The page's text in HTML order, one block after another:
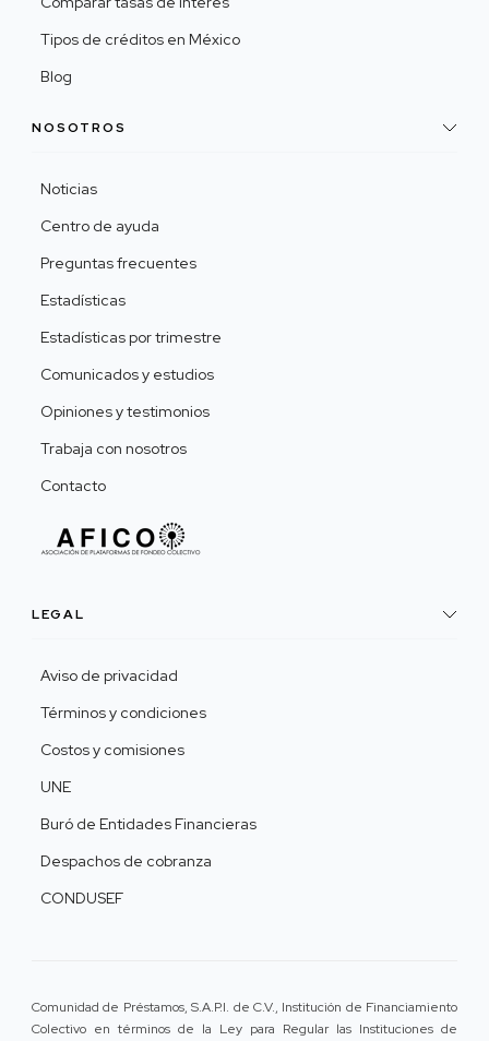
Tipos de créditos en México
Blog
NOSOTROS
Noticias
Centro de ayuda
Preguntas frecuentes
Estadísticas
Estadísticas por trimestre
Comunicados y estudios
Opiniones y testimonios
Trabaja con nosotros
Contacto
LEGAL
Aviso de privacidad
Términos y condiciones
Costos y comisiones
UNE
Buró de Entidades Financieras
Despachos de cobranza
CONDUSEF
Comunidad de Préstamos, S.A.P.I. de C.V., Institución de Financiamiento
Colectivo en términos de la Ley para Regular las Instituciones de